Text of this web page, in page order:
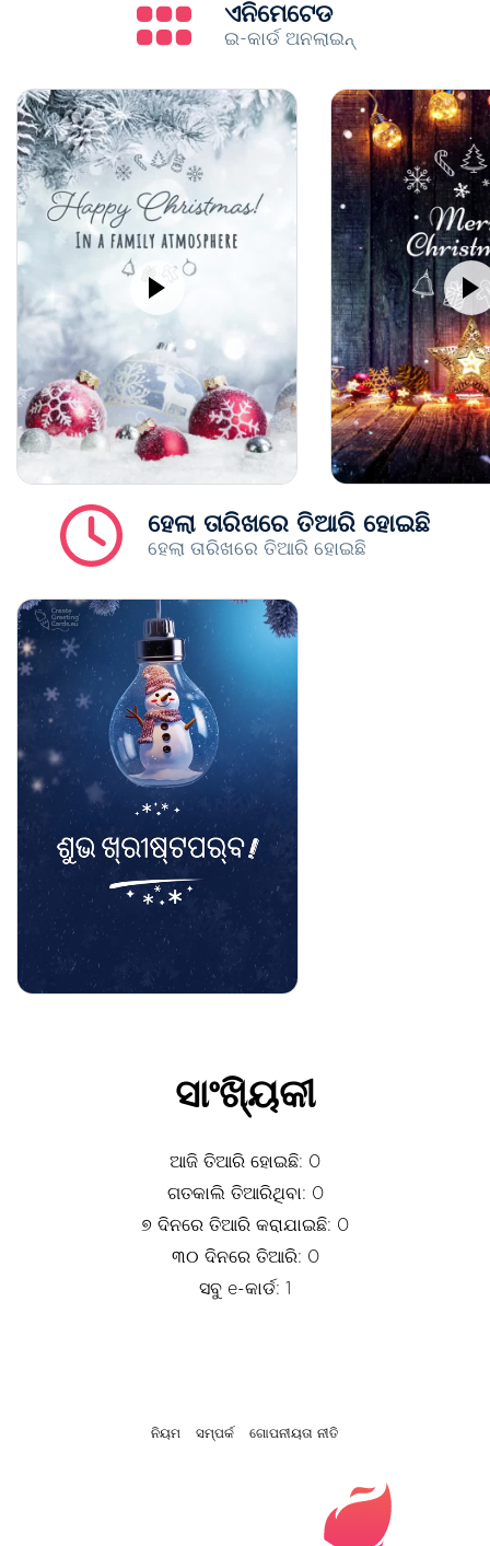
ଏନିମେଟେଡ
ଇ-କାର୍ଡ ଅନଲାଇନ୍
ହେଲା ତାରିଖରେ ତିଆରି ହୋଇଛି
ହେଲା ତାରିଖରେ ତିଆରି ହୋଇଛି
ସାଂଖ୍ୟିକୀ
ଆଜି ତିଆରି ହୋଇଛି: 0
ଗତକାଲି ତିଆରିଥିବା: 0
୭ ଦିନରେ ତିଆରି କରାଯାଇଛି: 0
୩୦ ଦିନରେ ତିଆରି: 0
ସବୁ e-କାର୍ଡ: 1
ନିୟମ ସମ୍ପର୍କ ଗୋପନୀୟତା ନୀତି